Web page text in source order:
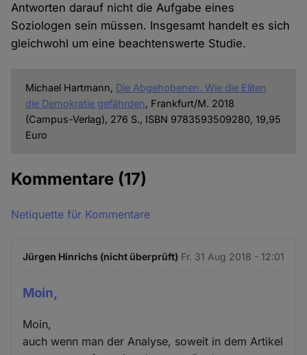
Antworten darauf nicht die Aufgabe eines
Soziologen sein müssen. Insgesamt handelt es sich
gleichwohl um eine beachtenswerte Studie.
Michael Hartmann, Die Abgehobenen. Wie die Eliten
die Demokratie gefährden, Frankfurt/M. 2018
(Campus-Verlag), 276 S., ISBN 9783593509280, 19,95
Euro
Kommentare (17)
Netiquette für Kommentare
Jürgen Hinrichs (nicht überprüft) Fr. 31 Aug 2018 - 12:01
Moin,
Moin,
auch wenn man der Analyse, soweit in dem Artikel